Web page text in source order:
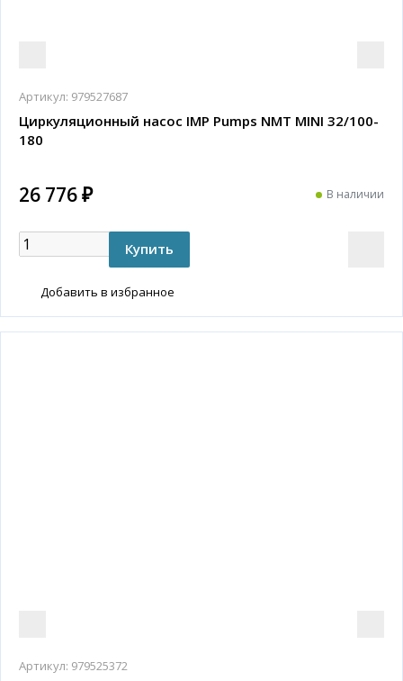
Артикул: 979527687
Циркуляционный насос IMP Pumps NMT MINI 32/100-
180
26 776 ₽ В наличии
Добавить в избранное
Артикул: 979525372